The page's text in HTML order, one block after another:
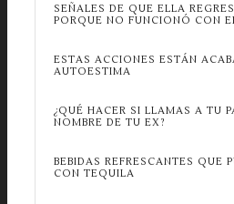
SEÑALES DE QUE ELLA
PORQUE NO FUNCIONÓ CON
ESTAS ACCIONES ESTÁN
AUTOESTIMA
¿QUÉ HACER SI LLAMAS A TU
NOMBRE DE TU EX?
BEBIDAS REFRESCANTES QUE
CON TEQUILA